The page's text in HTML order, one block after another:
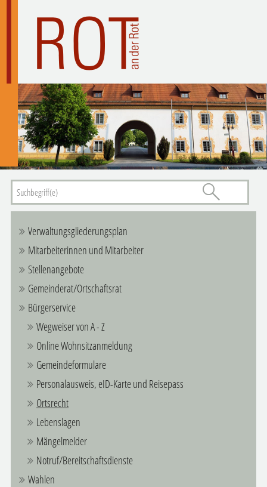
Verwaltungsgliederungsplan
Mitarbeiterinnen und Mitarbeiter
Stellenangebote
Gemeinderat/Ortschaftsrat
Bürgerservice
Wegweiser von A - Z
Online Wohnsitzanmeldung
Gemeindeformulare
Personalausweis, eID-Karte und Reisepass
Ortsrecht
Lebenslagen
Mängelmelder
Notruf/Bereitschaftsdienste
Wahlen